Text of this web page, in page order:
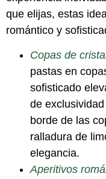
que elijas, estas
romántico y
Copas de
pastas en
sofisticado
de
borde de las
ralladura de
elegancia.
Aperitivos